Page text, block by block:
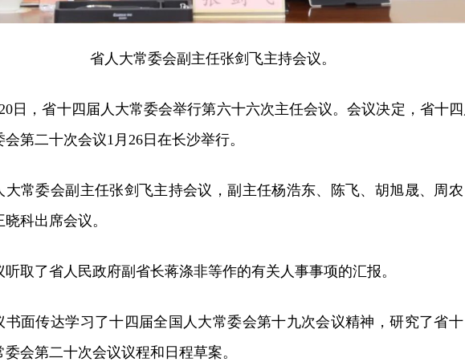
省人大常委会副主任张剑飞主持会议。
日，省十四届人大常委会举行第六十六次主任会议。会议决定，省十
会第二十次会议1月26日在长沙举行。
大常委会副主任张剑飞主持会议，副主任杨浩东、陈飞、胡旭晟、周
科出席会议。
听取了省人民政府副省长蒋涤非等作的有关人事事项的汇报。
书面传达学习了十四届全国人大常委会第十九次会议精神，研究了省
委会第二十次会议议程和日程草案。